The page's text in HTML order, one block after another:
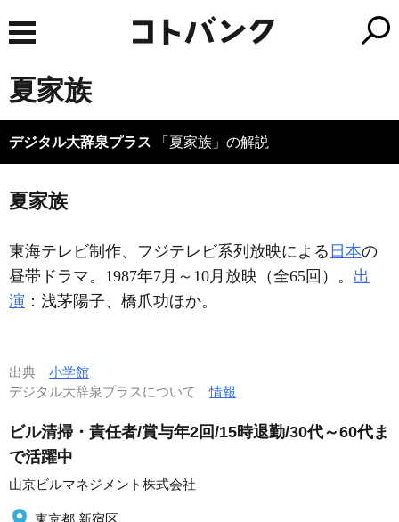
夏家族
デジタル大辞泉プラス 「夏家族」の解説
夏家族
東海テレビ制作、フジテレビ系列放映による 日本の
昼帯ドラマ。1987年7月～10月放映（全65回）。 出
演 ：浅茅陽子、橋爪功ほか。
出典 小学館
デジタル大辞泉プラスについて情報
ビル清掃・責任者/賞与年2回/15時退勤/30代～60代ま
で活躍中
山京ビルマネジメント株式会社
東京都 新宿区